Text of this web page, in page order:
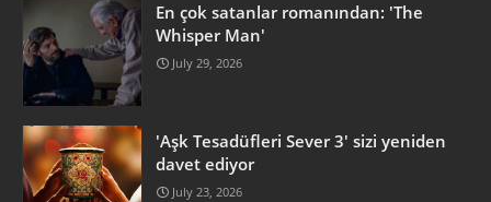
En çok satanlar romanından: 'The
Whisper Man'
July 29, 2026
'Aşk Tesadüfleri Sever 3' sizi yeniden
davet ediyor
July 23, 2026